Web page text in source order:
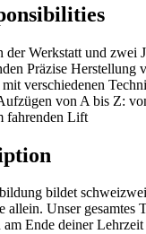
der Werkstatt und zwei
Präzise Herstellung
verschiedenen
von A bis Z:
fahrenden Lift
bildet
allein. Unser gesamtes
Ende deiner Lehrzeit